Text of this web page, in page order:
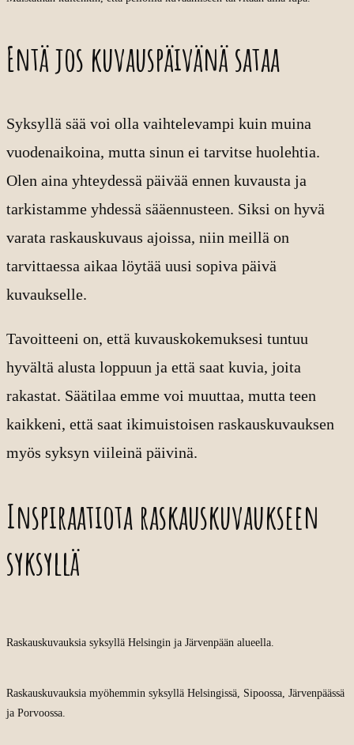
Entä jos kuvauspäivänä sataa
Syksyllä sää voi olla vaihtelevampi kuin muina
vuodenaikoina, mutta sinun ei tarvitse huolehtia.
Olen aina yhteydessä päivää ennen kuvausta ja
tarkistamme yhdessä sääennusteen. Siksi on hyvä
varata raskauskuvaus ajoissa, niin meillä on
tarvittaessa aikaa löytää uusi sopiva päivä
kuvaukselle.
Tavoitteeni on, että kuvauskokemuksesi tuntuu
hyvältä alusta loppuun ja että saat kuvia, joita
rakastat. Säätilaa emme voi muuttaa, mutta teen
kaikkeni, että saat ikimuistoisen raskauskuvauksen
myös syksyn viileinä päivinä.
Inspiraatiota raskauskuvaukseen
syksyllä
Raskauskuvauksia syksyllä Helsingin ja Järvenpään alueella.
Raskauskuvauksia myöhemmin syksyllä Helsingissä, Sipoossa, Järvenpäässä
ja Porvoossa.